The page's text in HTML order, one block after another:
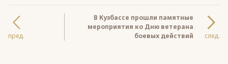
пред.
В Кузбассе прошли памятные
мероприятия ко Дню ветерана
боевых действий
след.